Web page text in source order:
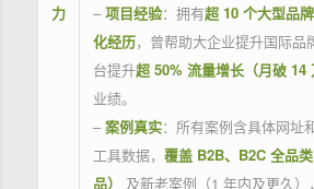
力
– 项目经验：拥有超 10 个大型品
化经历，曾帮助大企业提升国际品
台提升超 50% 流量增长（月破 14
业绩。
– 案例真实：所有案例含具体网址
工具数据， 覆盖 B2B、B2C 全品
品）
及新老案例（1 年内及更久